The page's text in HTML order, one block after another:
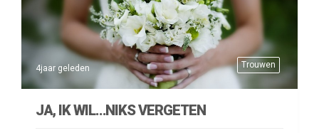
Trouwen
4jaar geleden
JA, IK WIL…NIKS VERGETEN